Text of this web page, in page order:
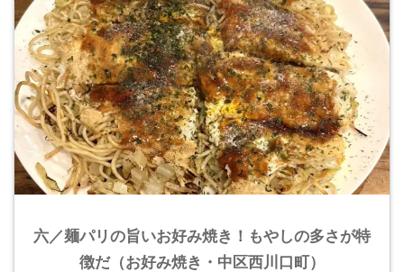
六／麺パリの旨いお好み焼き！もやしの多さが特
徴だ（お好み焼き・中区西川口町）